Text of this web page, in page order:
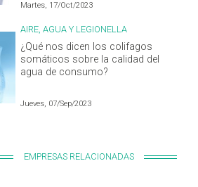
Martes, 17/Oct/2023
AIRE, AGUA Y LEGIONELLA
¿Qué nos dicen los colifagos
somáticos sobre la calidad del
agua de consumo?
Jueves, 07/Sep/2023
EMPRESAS RELACIONADAS